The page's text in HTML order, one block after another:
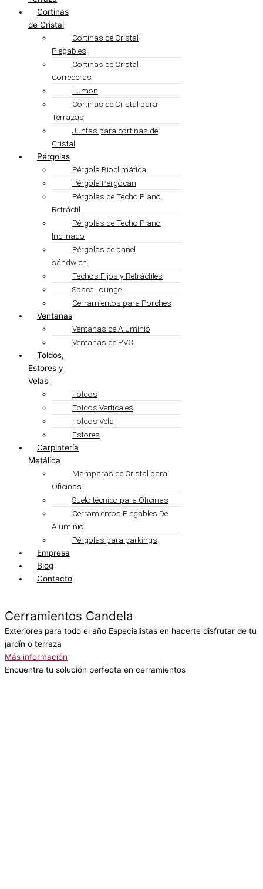
Cortinas
de Cristal
Cortinas de Cristal
Plegables
Cortinas de Cristal
Correderas
Lumon
Cortinas de Cristal para
Terrazas
Juntas para cortinas de
Cristal
Pérgolas
Pérgola Bioclimática
Pérgola Pergocán
Pérgolas de Techo Plano
Retráctil
Pérgolas de Techo Plano
Inclinado
Pérgolas de panel
sándwich
Techos Fijos y Retráctiles
Space Lounge
Cerramientos para Porches
Ventanas
Ventanas de Aluminio
Ventanas de PVC
Toldos,
Estores y
Velas
Toldos
Toldos Verticales
Toldos Vela
Estores
Carpintería
Metálica
Mamparas de Cristal para
Oficinas
Suelo técnico para Oficinas
Cerramientos Plegables De
Aluminio
Pérgolas para parkings
Empresa
Blog
Contacto
Cerramientos Candela
Exteriores para todo el año Especialistas en hacerte disfrutar de tu
jardín o terraza
Más información
Encuentra tu solución perfecta en cerramientos